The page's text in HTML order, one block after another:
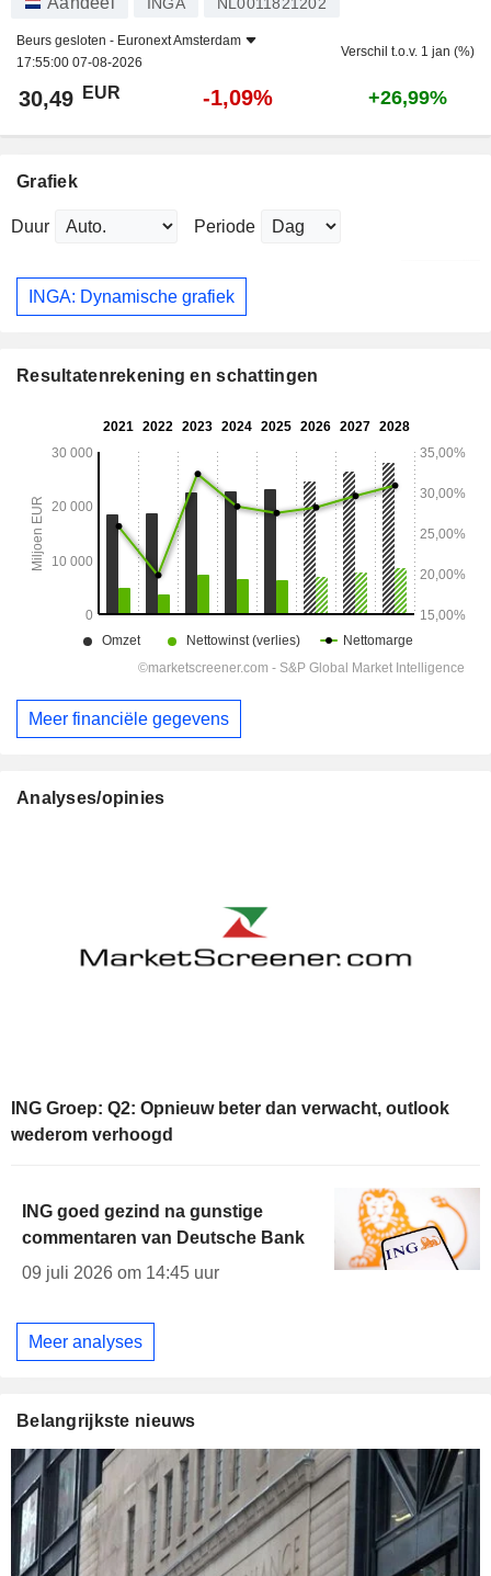
Beurs gesloten - Euronext Amsterdam
17:55:00 07-08-2026
Verschil t.o.v. 1 jan (%)
30,49 EUR -1,09% +26,99%
Grafiek
Duur Periode
INGA: Dynamische grafiek
Resultatenrekening en schattingen
Meer financiële gegevens
Analyses/opinies
ING Groep: Q2: Opnieuw beter dan verwacht, outlook
wederom verhoogd
ING goed gezind na gunstige
commentaren van Deutsche Bank
09 juli 2026 om 14:45 uur
Meer analyses
Belangrijkste nieuws